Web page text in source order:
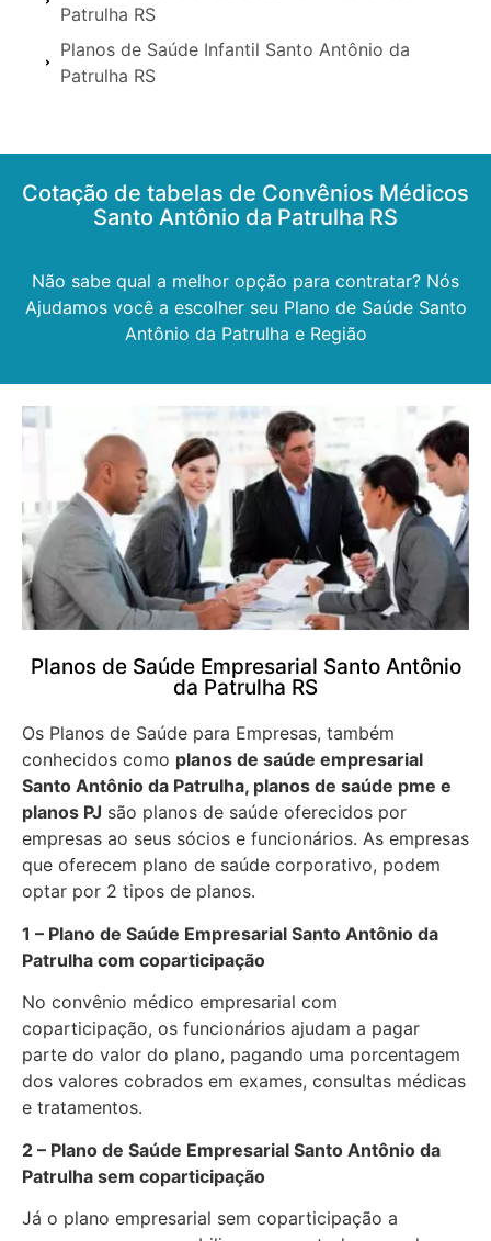
Patrulha RS
Planos de Saúde Infantil Santo Antônio da
Patrulha RS
Cotação de tabelas de Convênios Médicos
Santo Antônio da Patrulha RS
Não sabe qual a melhor opção para contratar? Nós
Ajudamos você a escolher seu Plano de Saúde Santo
Antônio da Patrulha e Região
Planos de Saúde Empresarial Santo Antônio
da Patrulha RS
Os Planos de Saúde para Empresas, também
conhecidos como planos de saúde empresarial
Santo Antônio da Patrulha, planos de saúde pme e
planos PJ são planos de saúde oferecidos por
empresas ao seus sócios e funcionários. As empresas
que oferecem plano de saúde corporativo, podem
optar por 2 tipos de planos.
1 – Plano de Saúde Empresarial Santo Antônio da
Patrulha com coparticipação
No convênio médico empresarial com
coparticipação, os funcionários ajudam a pagar
parte do valor do plano, pagando uma porcentagem
dos valores cobrados em exames, consultas médicas
e tratamentos.
2 – Plano de Saúde Empresarial Santo Antônio da
Patrulha sem coparticipação
Já o plano empresarial sem coparticipação a